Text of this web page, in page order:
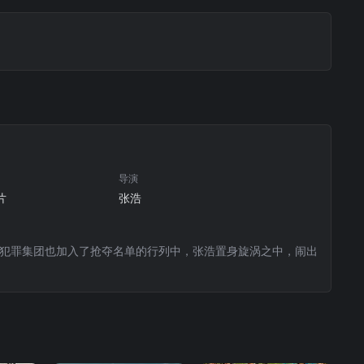
导演
张浩
集团也加入了抢夺名单的行列中，张浩置身旋涡之中，闹出